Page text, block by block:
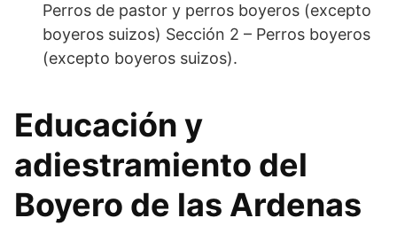
Perros de pastor y perros boyeros (excepto
boyeros suizos) Sección 2 – Perros boyeros
(excepto boyeros suizos).
Educación y
adiestramiento del
Boyero de las Ardenas